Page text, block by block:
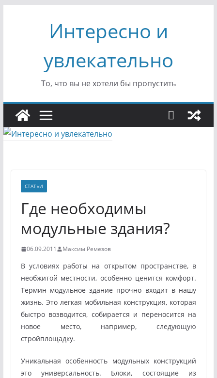
содержимомуИнтересно и
увлекательно
То, что вы не хотели бы пропустить
СТАТЬИ
Где необходимы
модульные здания?
06.09.2011 Максим Ремезов
В условиях работы на открытом пространстве, в
необжитой местности, особенно ценится комфорт.
Термин модульное здание прочно входит в нашу
жизнь. Это легкая мобильная конструкция, которая
быстро возводится, собирается и переносится на
новое место, например, следующую
стройплощадку.
Уникальная особенность модульных конструкций
это универсальность. Блоки, состоящие из